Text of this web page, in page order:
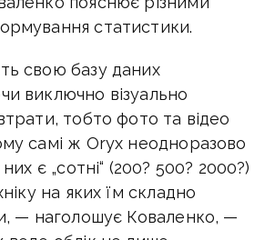
статистики.
свою базу даних
виключно візуально
тобто фото та відео
самі ж Oryx неодноразово
є „сотні“ (200? 500? 2000?)
на яких їм складно
— наголошує Коваленко, —